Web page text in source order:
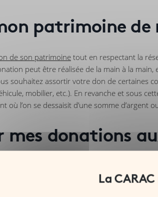
patrimoine
de son patrimoine tout en respectant la
peut être réalisée de la main à la
souhaitez assortir votre don de certaines
mobilier, etc.). En revanche et sous
l’on se dessaisit d’une somme d’argent
mes donations
La déclaration concerne autant les